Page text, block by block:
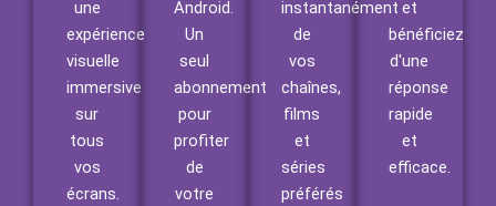
une
expérience
visuelle
immersive
sur
tous
vos
écrans.
Android.
Un
seul
abonnement
pour
profiter
de
votre
instantanément
de
vos
chaînes,
films
et
séries
préférés
et
bénéficiez
d'une
réponse
rapide
et
efficace.